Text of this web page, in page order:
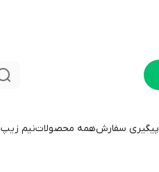
پیگیری سفارشهمه محصولاتنيم زيپ